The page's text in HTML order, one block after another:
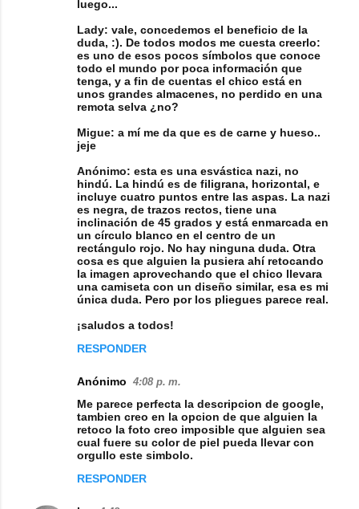
luego...
Lady: vale, concedemos el beneficio de la
duda, :). De todos modos me cuesta creerlo:
es uno de esos pocos símbolos que conoce
todo el mundo por poca información que
tenga, y a fin de cuentas el chico está en
unos grandes almacenes, no perdido en una
remota selva ¿no?
Migue: a mí me da que es de carne y hueso..
jeje
Anónimo: esta es una esvástica nazi, no
hindú. La hindú es de filigrana, horizontal, e
incluye cuatro puntos entre las aspas. La nazi
es negra, de trazos rectos, tiene una
inclinación de 45 grados y está enmarcada en
un círculo blanco en el centro de un
rectángulo rojo. No hay ninguna duda. Otra
cosa es que alguien la pusiera ahí retocando
la imagen aprovechando que el chico llevara
una camiseta con un diseño similar, esa es mi
única duda. Pero por los pliegues parece real.
¡saludos a todos!
RESPONDER
Anónimo 4:08 p. m.
Me parece perfecta la descripcion de google,
tambien creo en la opcion de que alguien la
retoco la foto creo imposible que alguien sea
cual fuere su color de piel pueda llevar con
orgullo este simbolo.
RESPONDER